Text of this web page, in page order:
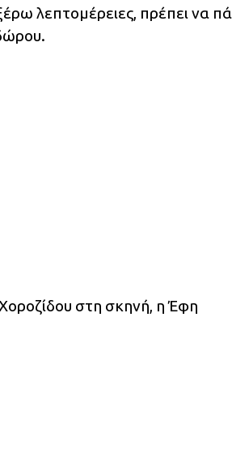
λεπτομέρειες, πρέπει να
στη σκηνή, η Έφη